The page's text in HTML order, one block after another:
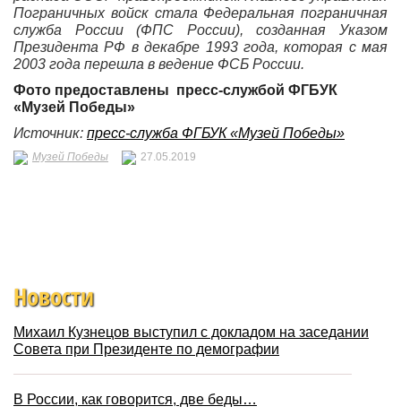
Пограничных войск стала Федеральная пограничная
служба России (ФПС России), созданная Указом
Президента РФ в декабре 1993 года, которая с мая
2003 года перешла в ведение ФСБ России.
Фото предоставлены пресс-службой ФГБУК
«Музей Победы»
Источник: пресс-служба ФГБУК «Музей Победы»
Музей Победы 27.05.2019
Новости
Михаил Кузнецов выступил с докладом на заседании
Совета при Президенте по демографии
В России, как говорится, две беды…